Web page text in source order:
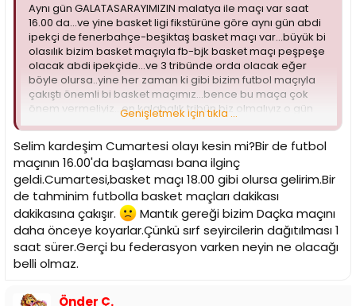
Aynı gün GALATASARAYIMIZIN malatya ile maçı var saat
16.00 da...ve yine basket ligi fikstürüne göre aynı gün abdi
ipekçi de fenerbahçe-beşiktaş basket maçı var...büyük bi
olasılık bizim basket maçıyla fb-bjk basket maçı peşpeşe
olacak abdi ipekçide...ve 3 tribünde orda olacak eğer
böyle olursa..yine her zaman ki gibi bizim futbol maçıyla
çakıştı önemli bi basket maçımız...bence bu maça çok
önem vermeliyiz...en kalabalık tribün biz olmalıyız o gün
abdi ipekçide...eğer basket maçı 19.00 gibi
gidilebilir...Anlatmak istediğim fb taraftarı da bjk
taraftarıda o gün o salonda olacak ve kesin
karşılaşacağız(belki girerken ,belki çıkarken)o nedenle
MAÇA İLGİ GÖSTERELİM...
Genişletmek için tıkla ...
Selim kardeşim Cumartesi olayı kesin mi?Bir de futbol
maçının 16.00'da başlaması bana ilginç
geldi.Cumartesi,basket maçı 18.00 gibi olursa gelirim.Bir
de tahminim futbolla basket maçları dakikası
dakikasına çakışır.
Mantık gereği bizim Daçka maçını
daha önceye koyarlar.Çünkü sırf seyircilerin dağıtılması 1
saat sürer.Gerçi bu federasyon varken neyin ne olacağı
belli olmaz.
Önder Ç.